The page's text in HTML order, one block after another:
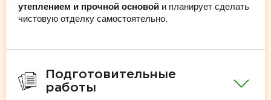
утеплением и прочной основой и планирует сделать
чистовую отделку самостоятельно.
Подготовительные
работы